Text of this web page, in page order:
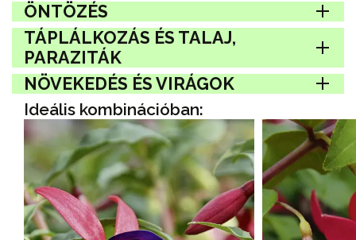
ÖNTÖZÉS
TÁPLÁLKOZÁS ÉS TALAJ,
PARAZITÁK
NÖVEKEDÉS ÉS VIRÁGOK
Ideális kombinációban: